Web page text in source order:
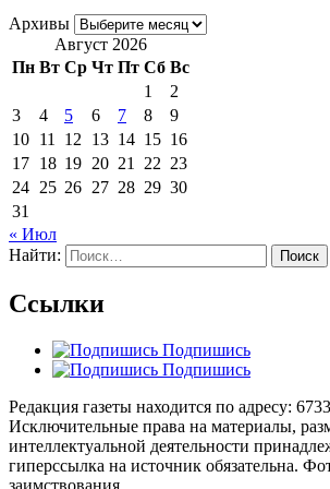
Архивы
Август 2026
Пн Вт Ср Чт Пт Сб Вс
1
2
3
4 5 6 7 8
9
10 11 12 13 14 15 16
17 18 19 20 21 22 23
24 25 26 27 28 29 30
31
« Июл
Найти:
Ссылки
Подпишись
Подпишись
Редакция газеты находится по адресу:
Исключительные права на материалы,
интеллектуальной деятельности
гиперссылка на источник обязательна.
заимствования.